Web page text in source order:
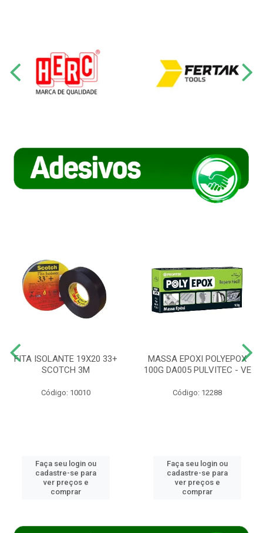
FITA ISOLANTE 19X20 33+
SCOTCH 3M
Código: 10010
Faça seu login ou
cadastre-se para
ver preços e
comprar
MASSA EPOXI POLYEPOX
100G DA005 PULVITEC - VE
Código: 12288
Faça seu login ou
cadastre-se para
ver preços e
comprar